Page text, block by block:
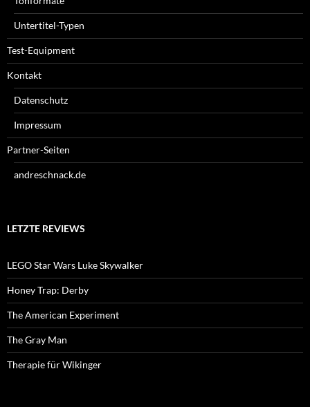
Untertitel-Typen
Test-Equipment
Kontakt
Datenschutz
Impressum
Partner-Seiten
andreschnack.de
LETZTE REVIEWS
LEGO Star Wars Luke Skywalker
Honey Trap: Derby
The American Experiment
The Gray Man
Therapie für Wikinger